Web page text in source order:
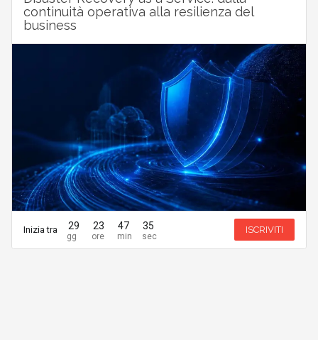
continuità operativa alla resilienza del
business
Inizia tra 29 23 47 35 ISCRIVITI